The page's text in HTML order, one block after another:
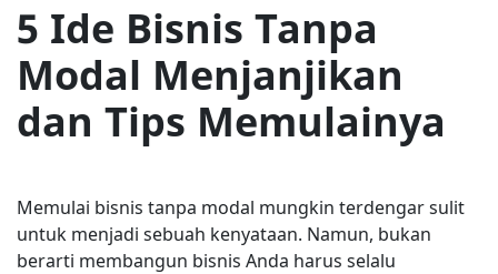
5 Ide Bisnis Tanpa
Modal Menjanjikan
dan Tips Memulainya
Memulai bisnis tanpa modal mungkin terdengar sulit
untuk menjadi sebuah kenyataan. Namun, bukan
berarti membangun bisnis Anda harus selalu